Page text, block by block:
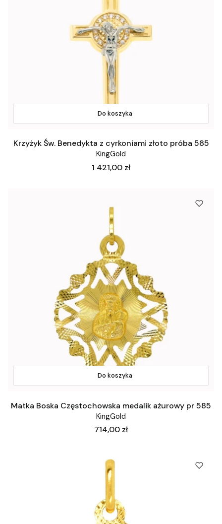
Do koszyka
Krzyżyk Św. Benedykta z cyrkoniami złoto próba 585
KingGold
Cena
1 421,00 zł
Do koszyka
Matka Boska Częstochowska medalik ażurowy pr 585
KingGold
Cena
714,00 zł